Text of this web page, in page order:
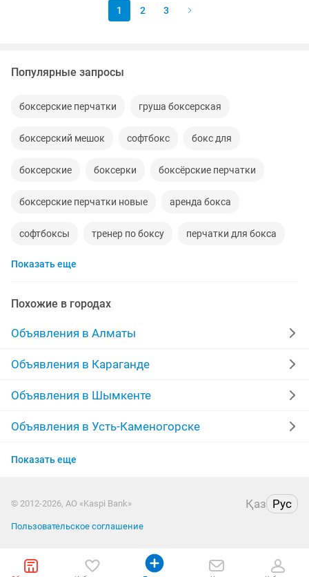
1 2 3
Популярные запросы
боксерские перчатки груша боксерская
боксерский мешок софтбокс бокс для
боксерские боксерки боксёрские перчатки
боксерские перчатки новые аренда бокса
софтбоксы тренер по боксу перчатки для бокса
шлем боксерский
Показать еще
Похожие в городах
Объявления в Алматы
Объявления в Караганде
Объявления в Шымкенте
Объявления в Усть-Каменогорске
Объявления в Актобе
Объявления в Таразе
Объявления в Павлодаре
Показать еще
© 2012-2026, АО «Kaspi Bank» Қаз Рус
Пользовательское соглашение